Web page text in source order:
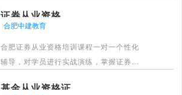
系，专业的团队，帮助学员高效学习，通
过银行从业资格考试。
[详情]
证券从业资格
合肥中建教育
合肥证券从业资格培训课程一对一个性化
辅导，对学员进行实战演练，掌握证券从
方案，掌握证券从业资格证的专业知识，
基金从业资格证